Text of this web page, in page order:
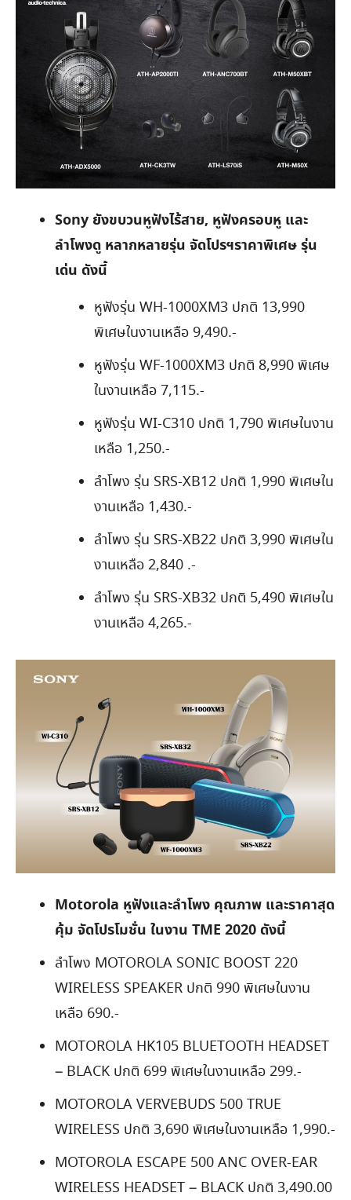
Sony ยังขบวนหูฟังไร้สาย, หูฟังครอบหู และ
ลำโพงดู หลากหลายรุ่น จัดโปรฯราคาพิเศษ รุ่น
เด่น ดังนี้
หูฟังรุ่น WH-1000XM3 ปกติ 13,990
พิเศษในงานเหลือ 9,490.-
หูฟังรุ่น WF-1000XM3 ปกติ 8,990 พิเศษ
ในงานเหลือ 7,115.-
หูฟังรุ่น WI-C310 ปกติ 1,790 พิเศษในงาน
เหลือ 1,250.-
ลำโพง รุ่น SRS-XB12 ปกติ 1,990 พิเศษใน
งานเหลือ 1,430.-
ลำโพง รุ่น SRS-XB22 ปกติ 3,990 พิเศษใน
งานเหลือ 2,840 .-
ลำโพง รุ่น SRS-XB32 ปกติ 5,490 พิเศษใน
งานเหลือ 4,265.-
Motorola หูฟังและลำโพง คุณภาพ และราคาสุด
คุ้ม จัดโปรโมชั่น ในงาน TME 2020ดังนี้
ลำโพง MOTOROLA SONIC BOOST 220
WIRELESS SPEAKER ปกติ 990 พิเศษในงาน
เหลือ 690.-
MOTOROLA HK105 BLUETOOTH HEADSET
– BLACK ปกติ 699 พิเศษในงานเหลือ 299.-
MOTOROLA VERVEBUDS 500 TRUE
WIRELESS ปกติ 3,690 พิเศษในงานเหลือ 1,990.-
MOTOROLA ESCAPE 500 ANC OVER-EAR
WIRELESS HEADSET – BLACK ปกติ 3,490.00